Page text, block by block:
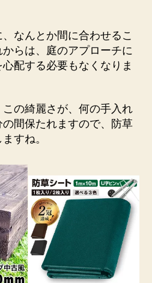
なんとか間に合わせるこ
らは、庭のアプローチに
配する必要もなくなりま
の綺麗さが、何の手入れ
間保たれますので、防草
すね。